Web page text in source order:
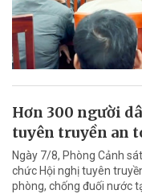
Hơn 300 người
tuyên truyền an
Ngày 7/8, Phòng Cảnh
chức Hội nghị tuyên
phòng, chống đuối nước